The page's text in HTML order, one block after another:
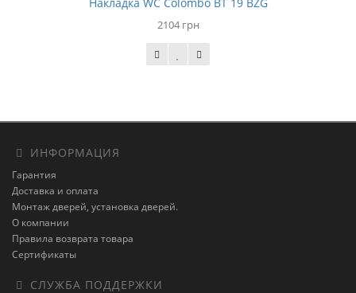
2104 грн
ИНФОРМАЦИЯ
Гарантия
Доставка и оплата
Монтаж дверей, установка дверей.
О компании
Правила возврата товара
Сертификаты
СЛУЖБА ПОДДЕРЖКИ